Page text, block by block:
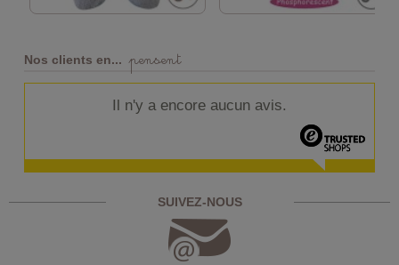
Nos clients en... pensent
Il n'y a encore aucun avis.
SUIVEZ-NOUS